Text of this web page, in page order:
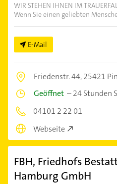
WIR STEHEN IHNEN IM
Wenn Sie einen geliebten
E-Mail
Friedenstr. 44,25421
Geöffnet –24 Stunden
04101 2 22 01
Webseite
FBH, Friedhofs
Hamburg GmbH